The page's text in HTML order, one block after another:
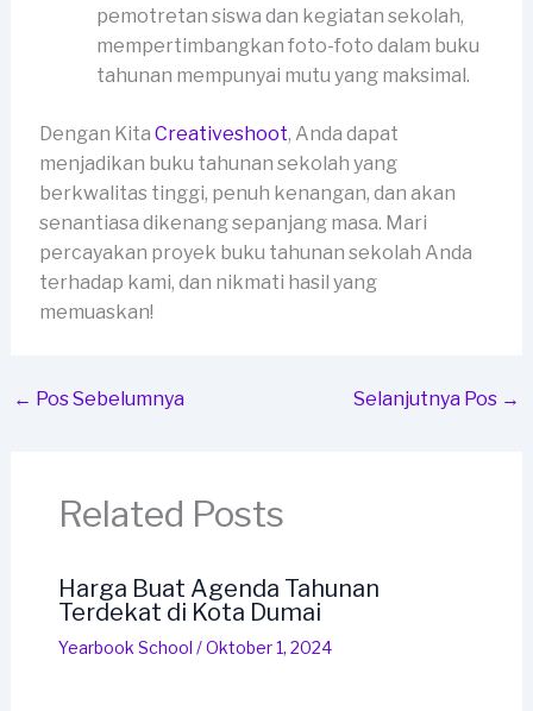
pemotretan siswa dan kegiatan sekolah,
mempertimbangkan foto-foto dalam buku
tahunan mempunyai mutu yang maksimal.
Dengan Kita Creativeshoot, Anda dapat
menjadikan buku tahunan sekolah yang
berkwalitas tinggi, penuh kenangan, dan akan
senantiasa dikenang sepanjang masa. Mari
percayakan proyek buku tahunan sekolah Anda
terhadap kami, dan nikmati hasil yang
memuaskan!
← Pos Sebelumnya Selanjutnya Pos →
Related Posts
Harga Buat Agenda Tahunan
Terdekat di Kota Dumai
Yearbook School /Oktober 1, 2024